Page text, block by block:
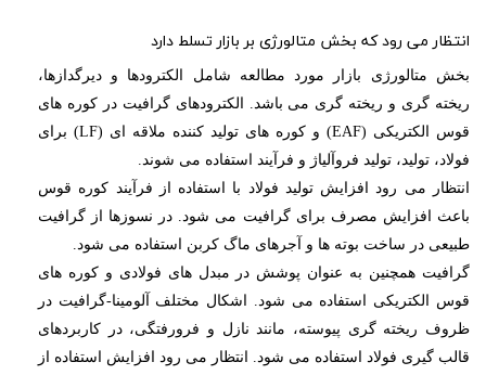
انتظار می رود که بخش متالورژی بر بازار تسلط دارد
بخش متالورژی بازار مورد مطالعه شامل الکترودها و دیرگدازها،
ریخته گری و ریخته گری می باشد. الکترودهای گرافیت در کوره های
قوس الکتریکی (EAF) و کوره های تولید کننده ملاقه ای (LF) برای
فولاد، تولید، تولید فروآلیاژ و فرآیند استفاده می شوند.
انتظار می رود افزایش تولید فولاد با استفاده از فرآیند کوره قوس
باعث افزایش مصرف برای گرافیت می شود. در نسوزها از گرافیت
طبیعی در ساخت بوته ها و آجرهای ماگ کربن استفاده می شود.
گرافیت همچنین به عنوان پوشش در مبدل های فولادی و کوره های
قوس الکتریکی استفاده می شود. اشکال مختلف آلومینا-گرافیت در
ظروف ریخته گری پیوسته، مانند نازل و فرورفتگی، در کاربردهای
قالب گیری فولاد استفاده می شود. انتظار می رود افزایش استفاده از